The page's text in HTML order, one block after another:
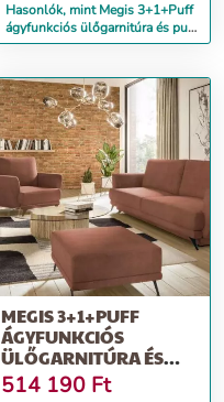
Hasonlók, mint Megis 3+1+Puff
ágyfunkciós ülőgarnitúra és puff
sötétszürke
MEGIS 3+1+PUFF
ÁGYFUNKCIÓS
ÜLŐGARNITÚRA ÉS
PUFF RÓZSASZÍN
514 190 Ft